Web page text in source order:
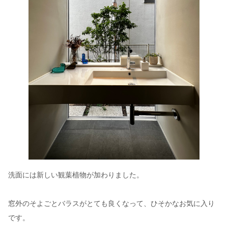
洗面には新しい観葉植物が加わりました。
窓外のそよごとバラスがとても良くなって、ひそかなお気に入り
です。